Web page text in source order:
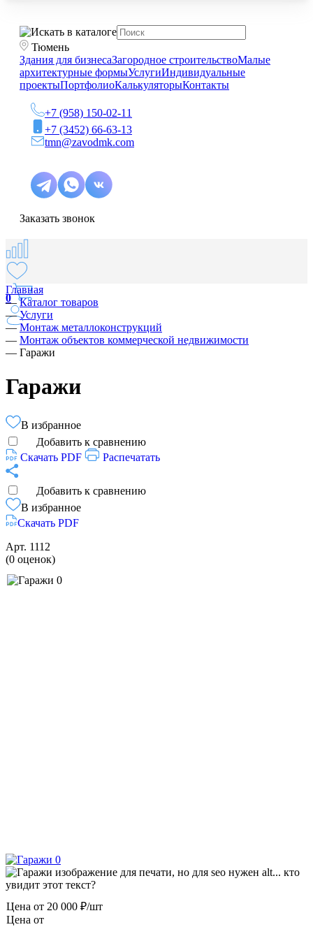
Тюмень
Здания для бизнесаЗагородное строительствоМалые
архитектурные формыУслугиИндивидуальные
проектыПортфолиоКалькуляторыКонтакты
+7 (958) 150-02-11
+7 (3452) 66-63-13
tmn@zavodmk.com
Заказать звонок
0
Главная
—Каталог товаров
—Услуги
—Монтаж металлоконструкций
— Монтаж объектов коммерческой недвижимости
— Гаражи
Гаражи
В избранное
Добавить к сравнению
Скачать PDF
Распечатать
Добавить к сравнению
В избранное
Скачать PDF
Арт. 1112
(0 оценок)
Цена от 20 000 ₽/шт
Цена от